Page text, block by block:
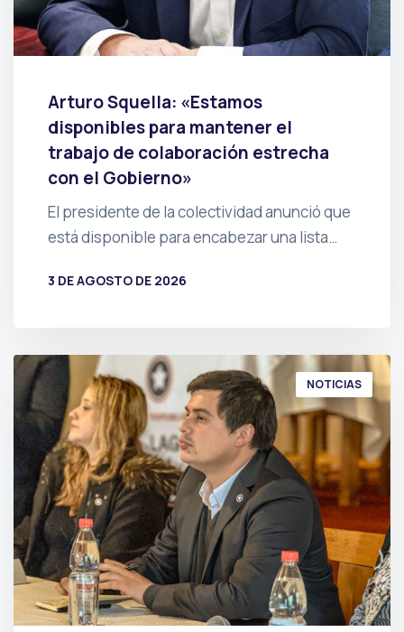
Arturo Squella: «Estamos
disponibles para mantener el
trabajo de colaboración estrecha
con el Gobierno»
El presidente de la colectividad anunció que
está disponible para encabezar una lista…
3 DE AGOSTO DE 2026
NOTICIAS